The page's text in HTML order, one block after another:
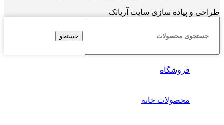
طراحی و پیاده سازی سایت آریاتک
جستجو
فروشگاه
محصولات خانه